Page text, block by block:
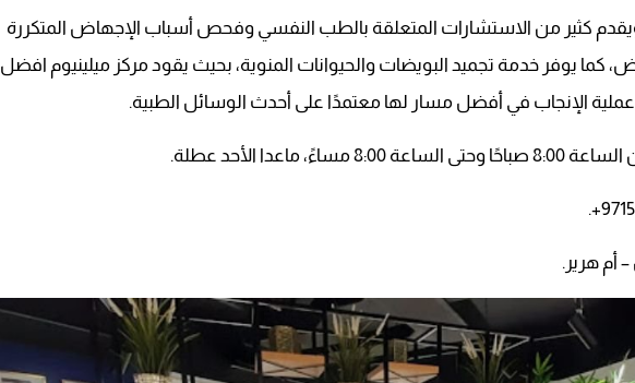
كثير من الاستشارات المتعلقة بالطب النفسي وفحص أسباب الإجهاض المتكررة
كما يوفر خدمة تجميد البويضات والحيوانات المنوية، بحيث يقود مركز ميلينيوم افضل
الإنجاب في أفضل مسار لها معتمدًا على أحدث الوسائل الطبية.
8:00 مساءً، ماعدا الأحد عطلة.
أم هرير.